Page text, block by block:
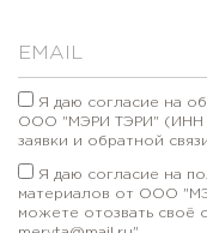
Я даю согласие на
ООО "МЭРИ ТЭРИ" (ИНН
заявки и обратной
Я даю согласие на
материалов от ООО
можете отозвать своё